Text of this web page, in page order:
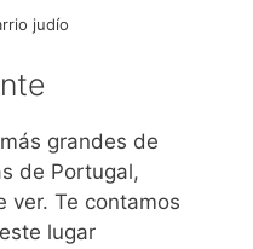
judío
grandes de
de Portugal,
ver. Te contamos
lugar